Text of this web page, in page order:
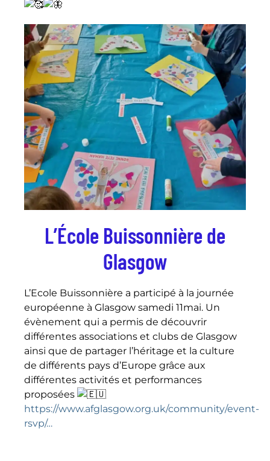
L’École Buissonnière de
Glasgow
L’Ecole Buissonnière a participé à la journée
européenne à Glasgow samedi 11mai. Un
évènement qui a permis de découvrir
différentes associations et clubs de Glasgow
ainsi que de partager l’héritage et la culture
de différents pays d’Europe grâce aux
différentes activités et performances
proposées
https://www.afglasgow.org.uk/community/event-
rsvp/…